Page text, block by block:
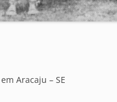
Aracaju – SE